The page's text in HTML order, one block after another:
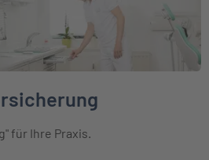
für Ihre Praxis.